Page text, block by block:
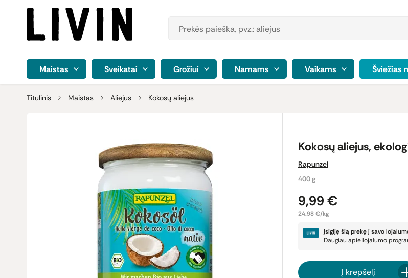
Maistas Sveikatai Grožiui Namams Vaikams Šviežias
Titulinis Maistas Aliejus Kokosų aliejus
Kokosų aliejus,
Rapunzel
400 g
9,99 €
24.98 €/kg
Įsigiję šią prekę į savo
Daugiau apie lojalumo
Į krepšelį